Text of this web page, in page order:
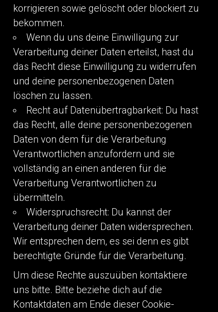
korrigieren sowie gelöscht oder blockiert zu
bekommen.
Wenn du uns deine Einwilligung zur
Verarbeitung deiner Daten erteilst, hast du
das Recht diese Einwilligung zu widerrufen
und deine personenbezogenen Daten
löschen zu lassen.
Recht auf Datenübertragbarkeit: Du hast
das Recht, alle deine personenbezogenen
Daten von dem für die Verarbeitung
Verantwortlichen anzufordern und sie
vollständig an einen anderen für die
Verarbeitung Verantwortlichen zu
übermitteln.
Widerspruchsrecht: Du kannst der
Verarbeitung deiner Daten widersprechen.
Wir entsprechen dem, es sei denn es gibt
berechtigte Gründe für die Verarbeitung.
Um diese Rechte auszuüben kontaktiere
uns bitte. Bitte beziehe dich auf die
Kontaktdaten am Ende dieser Cookie-